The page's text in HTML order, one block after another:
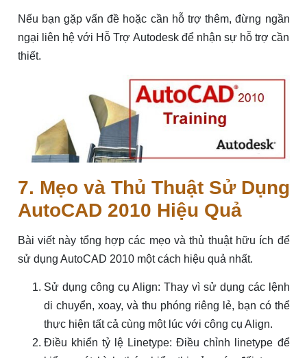
Nếu bạn gặp vấn đề hoặc cần hỗ trợ thêm, đừng ngần
ngại liên hệ với Hỗ Trợ Autodesk để nhận sự hỗ trợ cần
thiết.
7. Mẹo và Thủ Thuật Sử Dụng
AutoCAD 2010 Hiệu Quả
Bài viết này tổng hợp các mẹo và thủ thuật hữu ích để
sử dụng AutoCAD 2010 một cách hiệu quả nhất.
Sử dụng công cụ Align: Thay vì sử dụng các lệnh
di chuyển, xoay, và thu phóng riêng lẻ, bạn có thể
thực hiện tất cả cùng một lúc với công cụ Align.
Điều khiển tỷ lệ Linetype: Điều chỉnh linetype để